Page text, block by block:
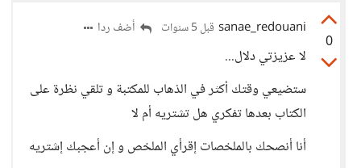
0
sanae_redouani قبل 5 سنوات أضف ردا
لا عزيزتي دلال...
ستضيعي وقتك أكثر في الذهاب للمكتبة و تلقي نظرة على
الكتاب بعدها تفكري هل تشتريه أم لا
أنا أنصحك بالملخصات إقرأي الملخص و إن أعجبك إشتريه